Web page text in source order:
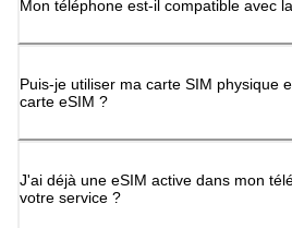
Mon téléphone est-il compatible avec
Puis-je utiliser ma carte SIM physique
carte eSIM ?
J'ai déjà une eSIM active dans mon
votre service ?